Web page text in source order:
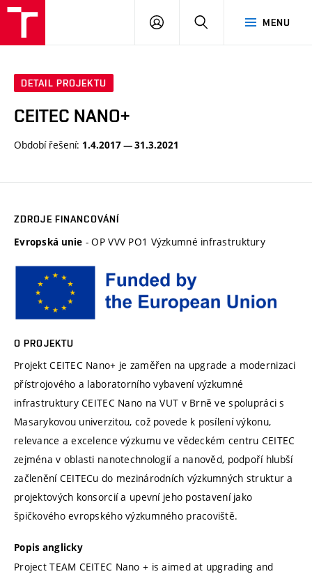
MENU
PŘIHLÁSIT
DETAIL PROJEKTU
CEITEC NANO+
Období řešení: 1.4.2017 — 31.3.2021
ZDROJE FINANCOVÁNÍ
Evropská unie - OP VVV PO1 Výzkumné infrastruktury
O PROJEKTU
Projekt CEITEC Nano+ je zaměřen na upgrade a modernizaci
přístrojového a laboratorního vybavení výzkumné
infrastruktury CEITEC Nano na VUT v Brně ve spolupráci s
Masarykovou univerzitou, což povede k posílení výkonu,
relevance a excelence výzkumu ve vědeckém centru CEITEC
zejména v oblasti nanotechnologií a nanověd, podpoří hlubší
začlenění CEITECu do mezinárodních výzkumných struktur a
projektových konsorcií a upevní jeho postavení jako
špičkového evropského výzkumného pracoviště.
Popis anglicky
Project TEAM CEITEC Nano + is aimed at upgrading and